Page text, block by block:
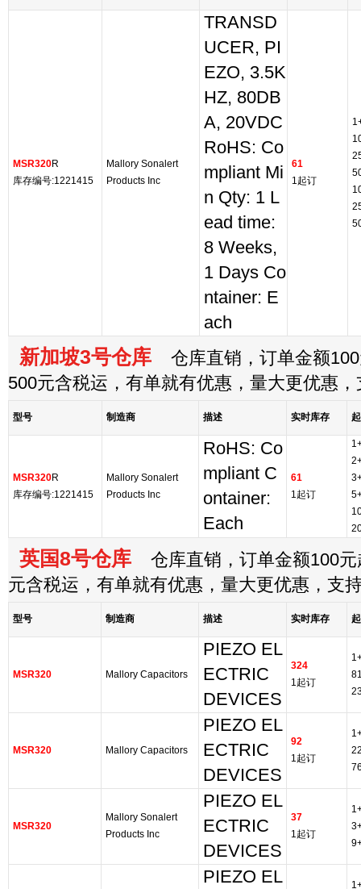
MSR320R
库存编号:1221415
Mallory Sonalert
Products Inc
TRANSD
UCER, PI
EZO, 3.5K
HZ, 80DB
A, 20VDC
RoHS: Co
mpliant Mi
n Qty: 1 L
ead time:
8 Weeks,
1 Days Co
ntainer: E
ach
61
1起订
新加坡3号仓库 仓库直销，订单金额
500元含税运，有单就有优惠，量大更优惠
型号 制造商 描述 实时库存
MSR320R
库存编号:1221415
Mallory Sonalert
Products Inc
RoHS: Co
mpliant C
ontainer:
Each
61
1起订
英国8号仓库 仓库直销，订单金额100元
元含税运，有单就有优惠，量大更优惠，支
型号 制造商 描述 实时库存
MSR320 Mallory Capacitors
PIEZO EL
ECTRIC
DEVICES
324
1起订
MSR320 Mallory Capacitors
PIEZO EL
ECTRIC
DEVICES
92
1起订
MSR320
Mallory Sonalert
Products Inc
PIEZO EL
ECTRIC
DEVICES
37
1起订
PIEZO EL